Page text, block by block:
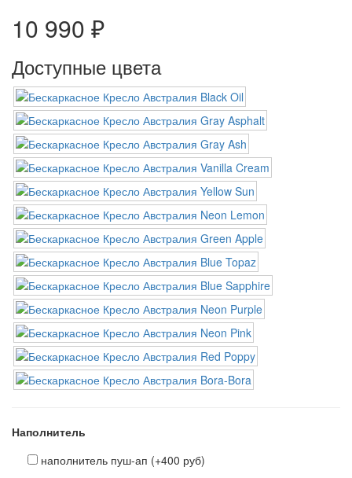
10 990 ₽
Доступные цвета
Наполнитель
наполнитель пуш-ап (+400 руб)